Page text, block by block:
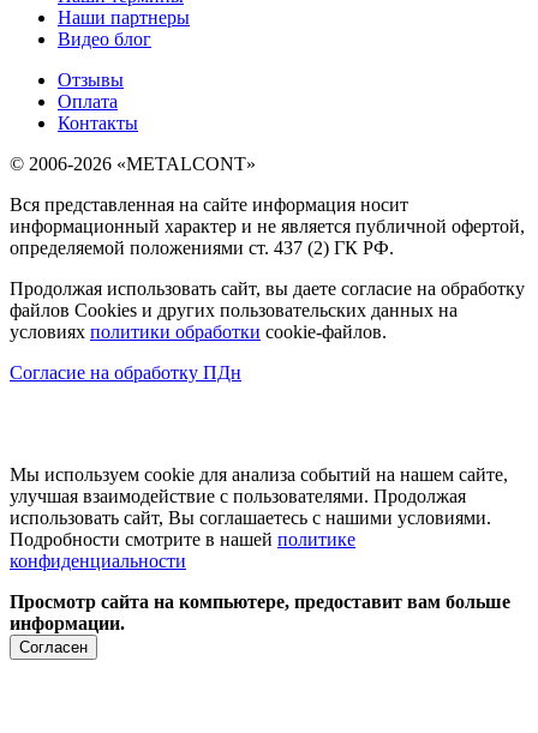
Наши партнеры
Видео блог
Отзывы
Оплата
Контакты
© 2006-2026 «METALCONT»
Вся представленная на сайте информация носит
информационный характер и не является публичной офертой,
определяемой положениями ст. 437 (2) ГК РФ.
Продолжая использовать сайт, вы даете согласие на обработку
файлов Cookies и других пользовательских данных на
условиях политики обработки cookie-файлов.
Согласие на обработку ПДн
Мы используем cookie для анализа событий на нашем сайте,
улучшая взаимодействие с пользователями. Продолжая
использовать сайт, Вы соглашаетесь с нашими условиями.
Подробности смотрите в нашей политике
конфиденциальности
Просмотр сайта на компьютере, предоставит вам больше
информации.
Согласен